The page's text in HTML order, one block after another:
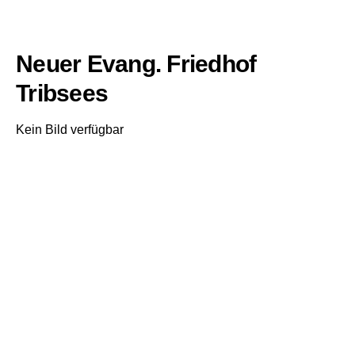
Neuer Evang. Friedhof
Tribsees
Kein Bild verfügbar